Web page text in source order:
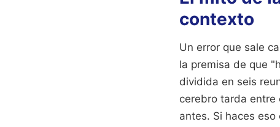
contexto
Un error que sale
la premisa de que
dividida en seis
cerebro tarda entre
antes. Si haces